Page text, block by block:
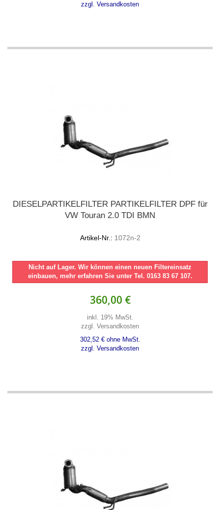
zzgl. Versandkosten
DIESELPARTIKELFILTER PARTIKELFILTER DPF für
VW Touran 2.0 TDI BMN
Artikel-Nr.: 1072n-2
Nicht auf Lager. Wir können einen neuen Filtereinsatz
einbauen, mehr erfahren Sie unter Tel. 0163 83 67 107.
360,00 €
inkl. 19% MwSt.
zzgl. Versandkosten
302,52 € ohne MwSt.
zzgl. Versandkosten